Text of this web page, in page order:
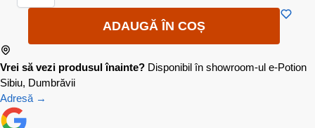
ADAUGĂ ÎN COȘ
Vrei să vezi produsul înainte? Disponibil în showroom-ul e-Potion
Sibiu, Dumbrăvii
Adresă →